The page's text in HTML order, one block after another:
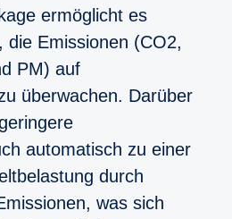
ermöglicht es
die Emissionen (CO2,
PM) auf
überwachen. Darüber
automatisch zu einer
durch
was sich